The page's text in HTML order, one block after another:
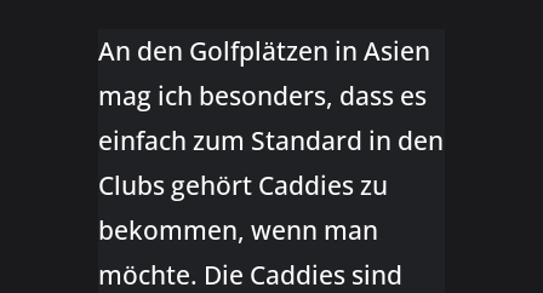
An den Golfplätzen in Asien
mag ich besonders, dass es
einfach zum Standard in den
Clubs gehört Caddies zu
bekommen, wenn man
möchte. Die Caddies sind